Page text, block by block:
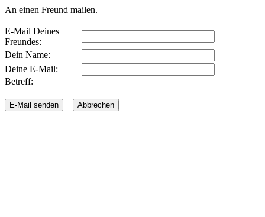
An einen Freund mailen.
E-Mail Deines
Freundes:
Dein Name:
Deine E-Mail:
Betreff: